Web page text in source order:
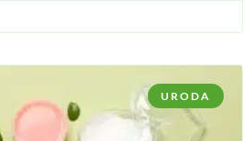
URODA